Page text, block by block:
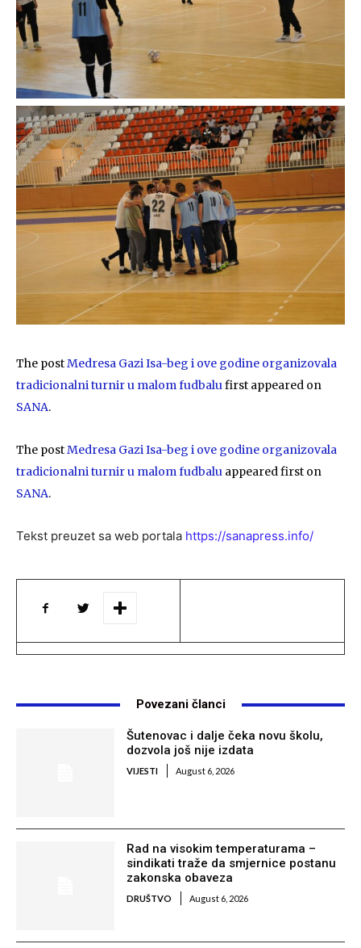
The postMedresa Gazi Isa-beg i ove godine organizovala
tradicionalni turnir u malom fudbalufirst appeared on
SANA.
The postMedresa Gazi Isa-beg i ove godine organizovala
tradicionalni turnir u malom fudbalu appeared first on
SANA.
Tekst preuzet sa web portala https://sanapress.info/
Povezani članci
Šutenovac i dalje čeka novu školu,
dozvola još nije izdata
VIJESTI August 6, 2026
Rad na visokim temperaturama –
sindikati traže da smjernice postanu
zakonska obaveza
DRUŠTVO August 6, 2026